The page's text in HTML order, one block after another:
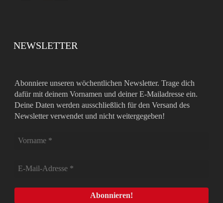
NEWSLETTER
Abonniere unseren wöchentlichen Newsletter. Trage dich
dafür mit deinem Vornamen und deiner E-Mailadresse ein.
Deine Daten werden ausschließlich für den Versand des
Newsletter verwendet und nicht weitergegeben!